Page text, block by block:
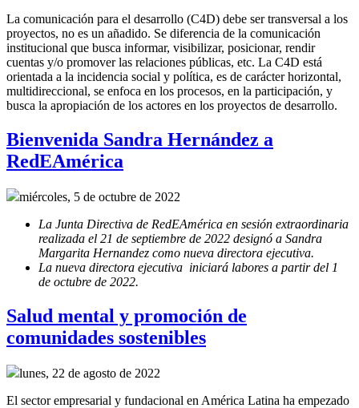
La comunicación para el desarrollo (C4D) debe ser transversal a los
proyectos, no es un añadido. Se diferencia de la comunicación
institucional que busca informar, visibilizar, posicionar, rendir
cuentas y/o promover las relaciones públicas, etc. La C4D está
orientada a la incidencia social y política, es de carácter horizontal,
multidireccional, se enfoca en los procesos, en la participación, y
busca la apropiación de los actores en los proyectos de desarrollo.
Bienvenida Sandra Hernández a
RedEAmérica
miércoles, 5 de octubre de 2022
La Junta Directiva de RedEAmérica en sesión extraordinaria
realizada el 21 de septiembre de 2022 designó a Sandra
Margarita Hernandez como nueva directora ejecutiva.
La nueva directora ejecutiva iniciará labores a partir del 1
de octubre de 2022.
Salud mental y promoción de
comunidades sostenibles
lunes, 22 de agosto de 2022
El sector empresarial y fundacional en América Latina ha empezado